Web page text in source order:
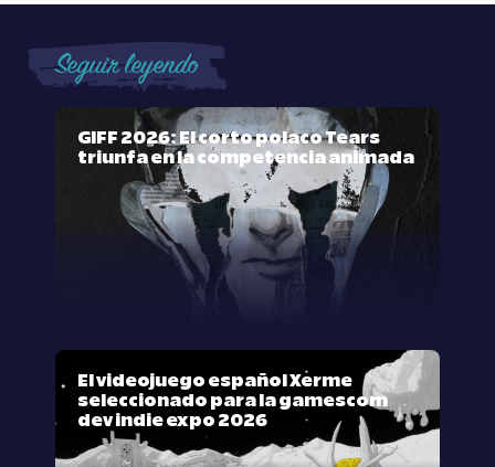
Seguir leyendo
GIFF 2026: El corto polaco Tears
triunfa en la competencia animada
El videojuego español Xerme
seleccionado para la gamescom
dev indie expo 2026